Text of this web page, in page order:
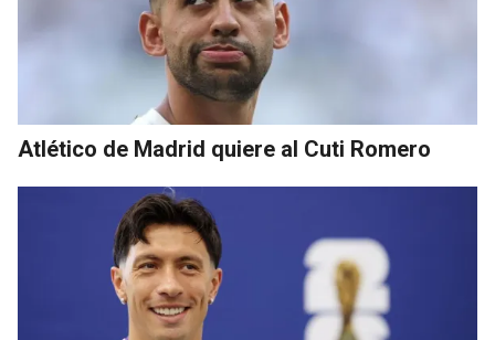
Atlético de Madrid quiere al Cuti Romero